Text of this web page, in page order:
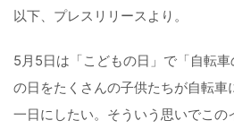
以下、プレスリリースより。
5月5日は「こどもの日」で「自転
の日をたくさんの子供たちが自転車
一日にしたい。そういう思いでこの